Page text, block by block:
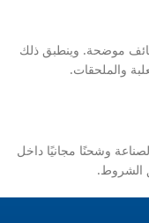
موضحة. وينطبق ذلك
والملحقات.
وشحنًا مجانيًا داخل